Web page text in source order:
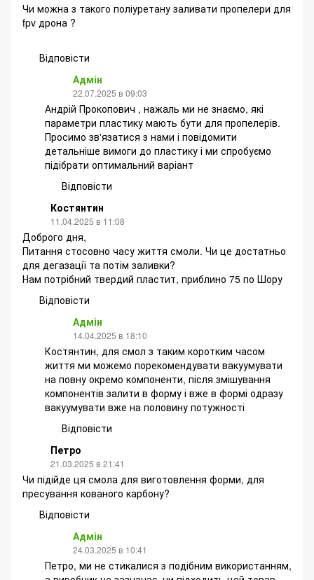
Чи можна з такого поліуретану заливати пропелери для
fpv дрона ?
Відповісти
Адмін
22.07.2025 в 09:03
Андрій Прокопович , нажаль ми не знаємо, які
параметри пластику мають бути для пропелерів.
Просимо зв'язатися з нами і повідомити
детальніше вимоги до пластику і ми спробуємо
підібрати оптимальний варіант
Відповісти
Костянтин
11.04.2025 в 11:08
Доброго дня,
Питання стосовно часу життя смоли. Чи це достатньо
для дегазації та потім заливки?
Нам потрібний твердий пластит, приблино 75 по Шору
Відповісти
Адмін
14.04.2025 в 18:10
Костянтин, для смол з таким коротким часом
життя ми можемо порекомендувати вакуумувати
на повну окремо компоненти, після змішування
компонентів залити в форму і вже в формі одразу
вакуумувати вже на половину потужності
Відповісти
Петро
21.03.2025 в 21:41
Чи підійде ця смола для виготовлення форми, для
пресування кованого карбону?
Відповісти
Адмін
24.03.2025 в 10:41
Петро, ми не стикалися з подібним використанням,